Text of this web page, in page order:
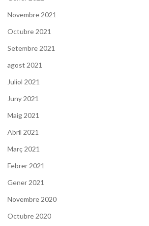
Novembre 2021
Octubre 2021
Setembre 2021
agost 2021
Juliol 2021
Juny 2021
Maig 2021
Abril 2021
Març 2021
Febrer 2021
Gener 2021
Novembre 2020
Octubre 2020